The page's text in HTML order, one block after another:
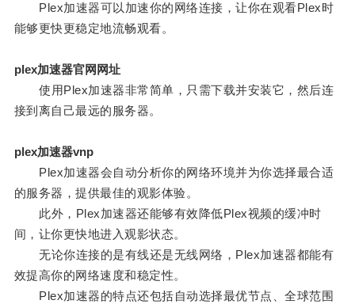
Plex加速器可以加速你的网络连接，让你在观看Plex时
能够更快更稳定地流畅观看。
plex加速器官网网址
使用Plex加速器非常简单，只需下载并安装它，然后连
接到离自己最远的服务器。
plex加速器vnp
Plex加速器会自动分析你的网络环境并为你选择最合适
的服务器，提供最佳的观影体验。
此外，Plex加速器还能够有效降低Plex视频的缓冲时
间，让你更快地进入观影状态。
无论你连接的是有线还是无线网络，Plex加速器都能有
效提高你的网络速度和稳定性。
Plex加速器的特点还包括自动选择最优节点、全球范围